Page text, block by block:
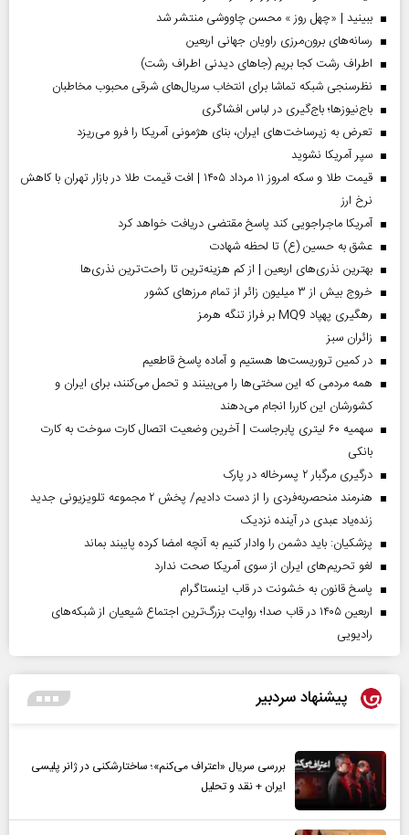
ببینید | «چهل روز » محسن چاووشی منتشر شد
رسانه‌های برون‌مرزی راویان جهانی اربعین
اطراف رشت کجا بریم (جاهای دیدنی اطراف رشت)
نظرسنجی شبکه تماشا برای انتخاب سریال‌های شرقی محبوب مخاطبان
باج‌نیوزها؛ باج‌گیری در لباس افشاگری
تعرض به زیرساخت‌های ایران، بنای هژمونی آمریکا را فرو می‌ریزد
سپر آمریکا نشوید
قیمت طلا و سکه امروز ۱۱ مرداد ۱۴۰۵ | افت قیمت طلا در بازار تهران با کاهش
نرخ ارز
آمریکا ماجراجویی کند پاسخ مقتضی دریافت خواهد کرد
عشق به حسین (ع) تا لحظه شهادت
بهترین نذری‌های اربعین | از کم هزینه‌ترین تا راحت‌ترین نذری‌ها
خروج بیش از ۳ میلیون زائر از تمام مرز‌های کشور
رهگیری پهپاد MQ9 بر فراز تنگه هرمز
‌زائران سبز
در کمین تروریست‌ها هستیم و آماده پاسخ قاطعیم
همه مردمی که این سختی‌ها را می‌بینند و تحمل می‌کنند، برای ایران و
کشورشان این کاررا انجام می‌دهند
سهمیه ۶۰ لیتری پابرجاست | آخرین وضعیت اتصال کارت سوخت به کارت
بانکی
درگیری مرگبار ۲ پسرخاله در پارک
هنرمند منحصر‌به‌فردی را از دست دادیم/ پخش ۲ مجموعه تلویزیونی جدید
زنده‌یاد عبدی در آینده نزدیک
پزشکیان: باید دشمن را وادار کنیم به آنچه امضا کرده پایبند بماند
لغو تحریم‌های ایران از سوی آمریکا صحت ندارد
پاسخ قانون به خشونت در قاب اینستاگرام
اربعین ۱۴۰۵ در قاب صدا؛ روایت بزرگ‌ترین اجتماع شیعیان از شبکه‌های
رادیویی
پیشنهاد سردبیر
بررسی سریال «اعتراف می‌کنم»؛ ساختارشکنی در ژانر پلیسی
ایران + نقد و تحلیل